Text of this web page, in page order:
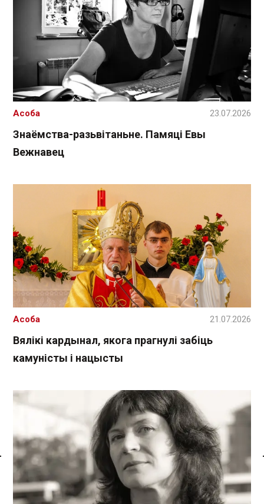
Спасылка без VPN
Знаёмства-разьвітаньне. Памяці Евы
Вежнавец
Асоба 23.07.2026
Вялікі кардынал, якога прагнулі забіць
камуністы і нацысты
Асоба 21.07.2026